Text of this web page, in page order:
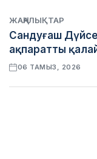
ЖАҢАЛЫҚТАР
Сандуғаш
ақпаратты
06 ТАМЫЗ, 2026